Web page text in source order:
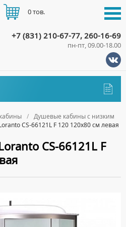
Душевые кабины с низким
CS-66121L F 120 120х80 см левая
CS-66121L F
НАГРЕВА
НАГРЕВА
+7 (831) 210-67-77, 260-16-69
пн-пт, 09.00-18.00
0 тов.